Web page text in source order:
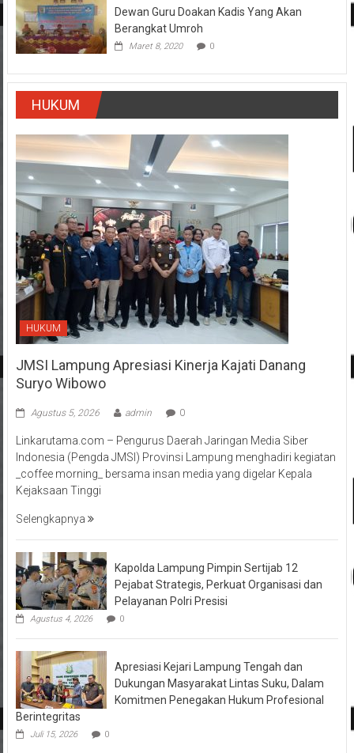
Dewan Guru Doakan Kadis Yang Akan
Berangkat Umroh
Maret 8, 2020 0
HUKUM
HUKUM
JMSI Lampung Apresiasi Kinerja Kajati Danang
Suryo Wibowo
Agustus 5, 2026 admin 0
Linkarutama.com – Pengurus Daerah Jaringan Media Siber
Indonesia (Pengda JMSI) Provinsi Lampung menghadiri kegiatan
_coffee morning_ bersama insan media yang digelar Kepala
Kejaksaan Tinggi
Selengkapnya
Kapolda Lampung Pimpin Sertijab 12
Pejabat Strategis, Perkuat Organisasi dan
Pelayanan Polri Presisi
Agustus 4, 2026 0
Apresiasi Kejari Lampung Tengah dan
Dukungan Masyarakat Lintas Suku, Dalam
Komitmen Penegakan Hukum Profesional
Berintegritas
Juli 15, 2026 0